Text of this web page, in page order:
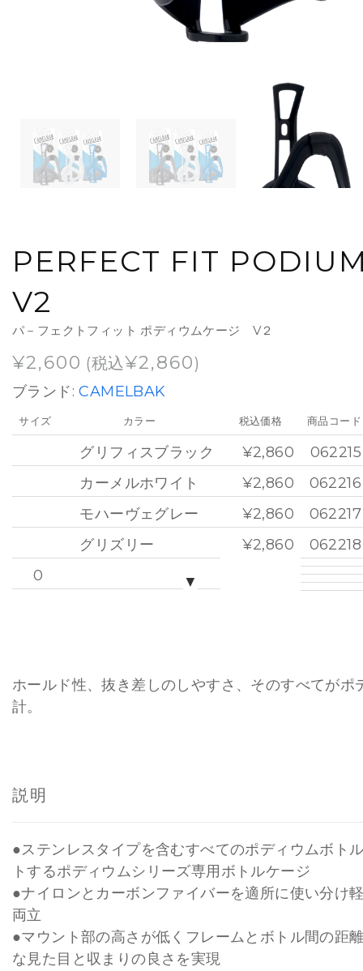
PERFECT FIT
V2
パ－フェクトフィット ポディウムケージ V２
¥2,600 (税込¥2,860)
ブランド:CAMELBAK
▼
サイズ
0
0
カラー
グリフィスブラック
カーメルホワイト
モハーヴェグレー
グリズリー
税込価格
¥2,860
¥2,860
¥2,860
¥2,860
商品コード
062215
062216
062217
062218
ホールド性、抜き差しのしやすさ、そのすべてがポ
計。
説明
●ステンレスタイプを含むすべてのポディウムボト
トするポディウムシリーズ専用ボトルケージ
●ナイロンとカーボンファイバーを適所に使い分け
両立
●マウント部の高さが低くフレームとボトル間の距
な見た目と収まりの良さを実現